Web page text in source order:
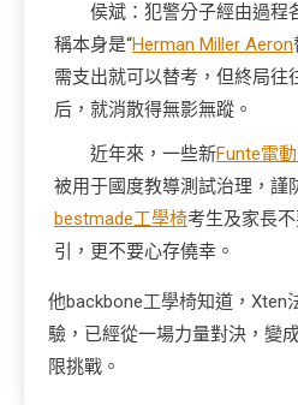
侯斌：犯警分子經由過程
稱本身是“Herman Miller Aeron
需支出就可以替考，但終局往
后，就消散得無影無蹤。
近年來，一些新Funte電
被用于國度教導測試治理，謹
bestmade工學椅考生及家長
引，更不要心存僥幸。
他backbone工學椅知道， Xten
驗，已經從一場力量對決，變
限挑戰。